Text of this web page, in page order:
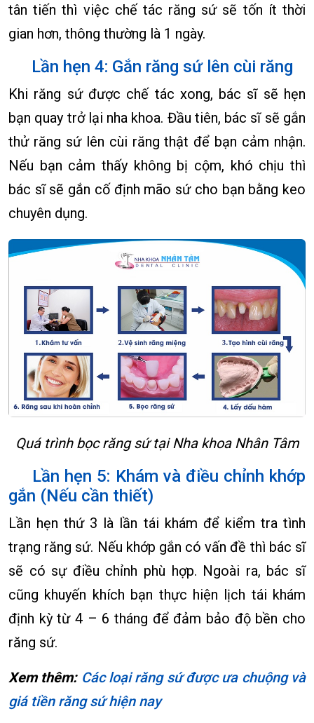
tân tiến thì việc chế tác răng sứ sẽ tốn ít thời
gian hơn, thông thường là 1 ngày.
Lần hẹn 4: Gắn răng sứ lên cùi răng
Khi răng sứ được chế tác xong, bác sĩ sẽ hẹn
bạn quay trở lại nha khoa. Đầu tiên, bác sĩ sẽ gắn
thử răng sứ lên cùi răng thật để bạn cảm nhận.
Nếu bạn cảm thấy không bị cộm, khó chịu thì
bác sĩ sẽ gắn cố định mão sứ cho bạn bằng keo
chuyên dụng.
Quá trình bọc răng sứ tại Nha khoa Nhân Tâm
Lần hẹn 5: Khám và điều chỉnh khớp
gắn (Nếu cần thiết)
Lần hẹn thứ 3 là lần tái khám để kiểm tra tình
trạng răng sứ. Nếu khớp gắn có vấn đề thì bác sĩ
sẽ có sự điều chỉnh phù hợp. Ngoài ra, bác sĩ
cũng khuyến khích bạn thực hiện lịch tái khám
định kỳ từ 4 – 6 tháng để đảm bảo độ bền cho
răng sứ.
Xem thêm: Các loại răng sứ được ưa chuộng và
giá tiền răng sứ hiện nay